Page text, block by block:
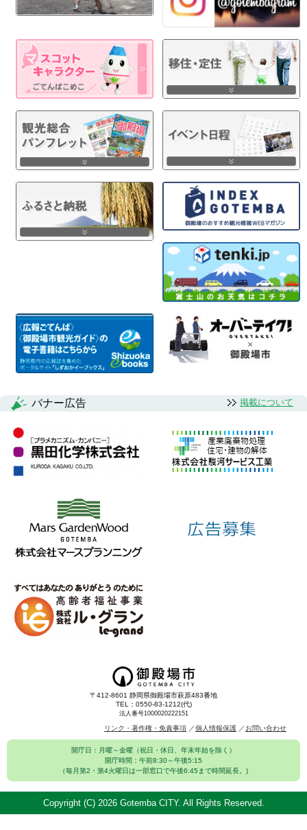
バナー広告 掲載について
〒412-8601 静岡県御殿場市萩原483番地
TEL：0550-83-1212(代)
法人番号1000020222151
リンク・著作権・免責事項 個人情報保護 お問い合わせ
開庁日：月曜～金曜（祝日・休日、年末年始を除く）
開庁時間：午前8:30～午後5:15
（毎月第2・第4火曜日は一部窓口で午後6:45まで時間延長。)
Copyright (C) 2026 Gotemba CITY. All Rights Reserved.